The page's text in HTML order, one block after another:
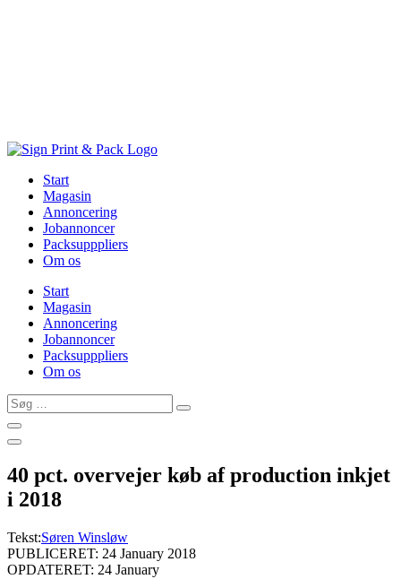
Start
Magasin
Annoncering
Jobannoncer
Packsupppliers
Om os
Start
Magasin
Annoncering
Jobannoncer
Packsupppliers
Om os
Søg
…
40 pct. overvejer køb af production inkjet
i 2018
Tekst:Søren Winsløw
PUBLICERET: 24 January 2018
OPDATERET: 24 January